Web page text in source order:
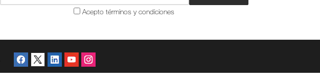
Acepto términos y condiciones